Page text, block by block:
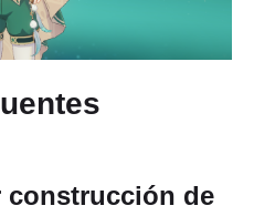
construcción de